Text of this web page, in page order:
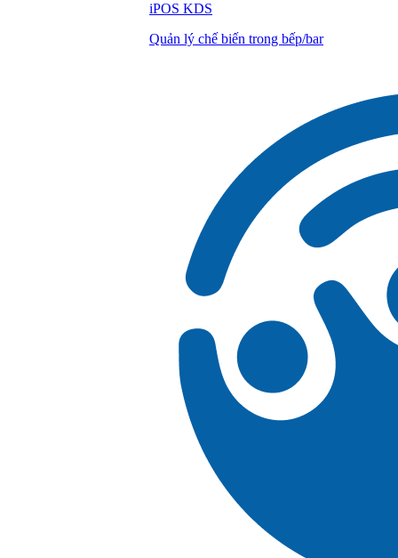
iPOS KDS
Quản lý chế biến trong bếp/bar